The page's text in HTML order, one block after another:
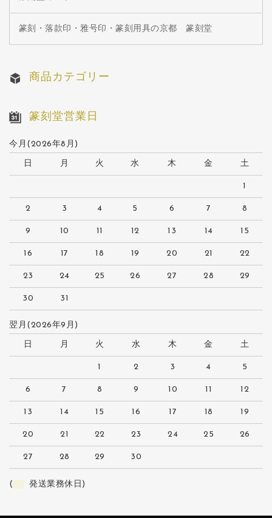
篆刻・落款印・雅号印・篆刻用具の京都 篆刻堂
商品カテゴリー
篆刻堂営業日
今月(2026年8月)
日 月 火 水 木 金 土
1
2 3 4 5 6 7 8
9 10 11 12 13 14 15
16 17 18 19 20 21 22
23 24 25 26 27 28 29
30 31
翌月(2026年9月)
日 月 火 水 木 金 土
1 2 3 4 5
6 7 8 9 10 11 12
13 14 15 16 17 18 19
20 21 22 23 24 25 26
27 28 29 30
( 発送業務休日)